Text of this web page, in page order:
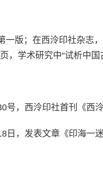
一版；在西泠印社杂志
，学术研究中“试析中国
号，西泠印社首刊《西
日，发表文章《印海一